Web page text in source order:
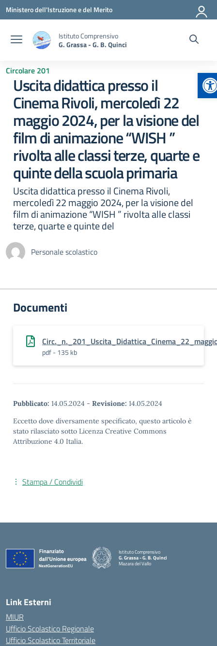
Vai ai contenuti
Vai al menu di navigazione
Vai al footer
Ministero dell'Istruzione e del Merito
Istituto Comprensivo
G. Grassa - G. B. Quinci
Circolare 201
Uscita didattica presso il
Cinema Rivoli, mercoledì 22
maggio 2024, per la visione del
film di animazione “WISH ”
rivolta alle classi terze, quarte e
quinte della scuola primaria
Uscita didattica presso il Cinema Rivoli,
mercoledì 22 maggio 2024, per la visione del
film di animazione “WISH ” rivolta alle classi
terze, quarte e quinte del
Personale scolastico
Documenti
pdf - 135 kb
Pubblicato: 14.05.2024 - Revisione: 14.05.2024
Eccetto dove diversamente specificato, questo articolo è
stato rilasciato sotto Licenza Creative Commons
Attribuzione 4.0 Italia.
Stampa / Condividi
Istituto Comprensivo
G. Grassa - G. B. Quinci
Mazara del Vallo
Link Esterni
MIUR
Ufficio Scolastico Regionale
Ufficio Scolastico Territoriale